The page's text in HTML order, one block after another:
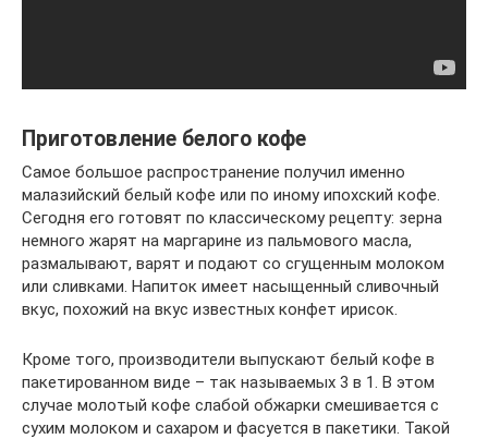
Приготовление белого кофе
Самое большое распространение получил именно
малазийский белый кофе или по иному ипохский кофе.
Сегодня его готовят по классическому рецепту: зерна
немного жарят на маргарине из пальмового масла,
размалывают, варят и подают со сгущенным молоком
или сливками. Напиток имеет насыщенный сливочный
вкус, похожий на вкус известных конфет ирисок.
Кроме того, производители выпускают белый кофе в
пакетированном виде – так называемых 3 в 1. В этом
случае молотый кофе слабой обжарки смешивается с
сухим молоком и сахаром и фасуется в пакетики. Такой